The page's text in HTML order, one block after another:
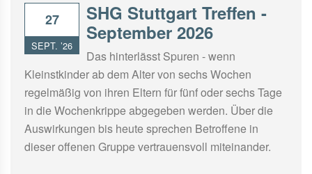
27
SEPT. ’26
SHG Stuttgart Treffen -
September 2026
Das hinterlässt Spuren - wenn
Kleinstkinder ab dem Alter von sechs Wochen
regelmäßig von ihren Eltern für fünf oder sechs Tage
in die Wochenkrippe abgegeben werden. Über die
Auswirkungen bis heute sprechen Betroffene in
dieser offenen Gruppe vertrauensvoll miteinander.